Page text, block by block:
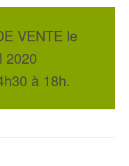
VENTE le
2020
à 18h.